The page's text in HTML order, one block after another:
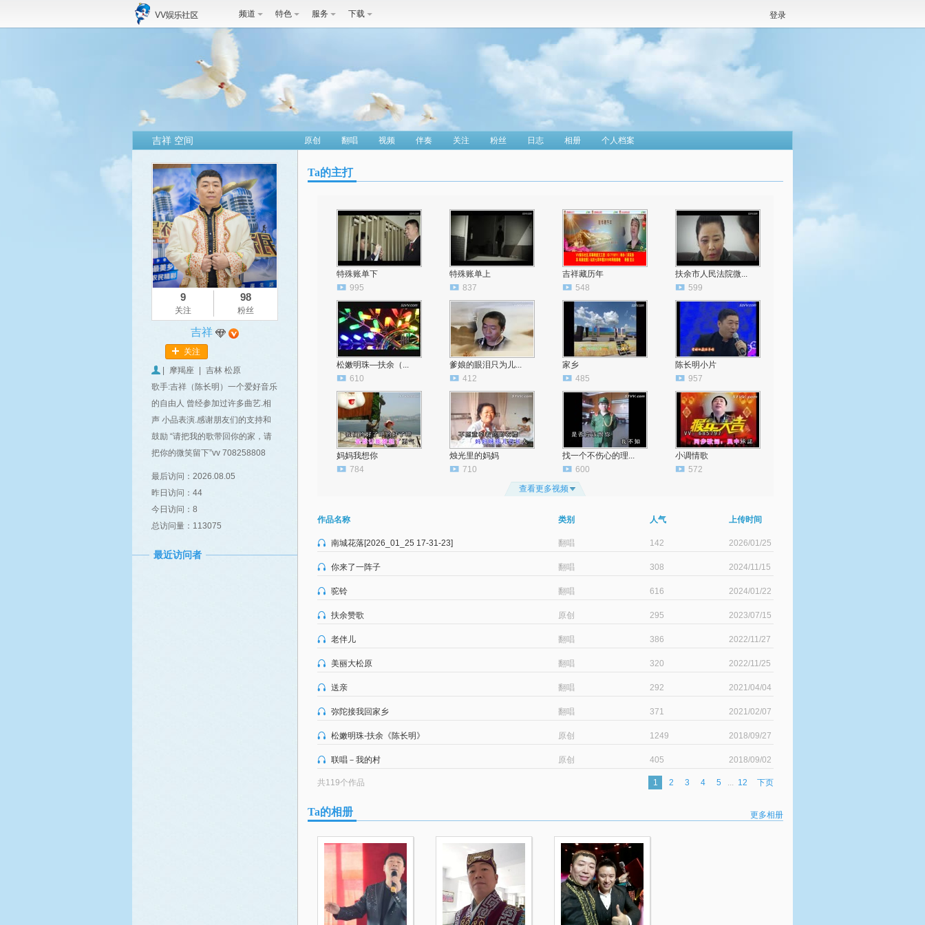
频道 特色 服务 下载 登录
吉祥 空间 原创 翻唱 视频 伴奏 关注 粉丝 日志 相册 个人档案
9
关注
98
粉丝
吉祥
关注
摩羯座
吉林 松原
歌手:吉祥（陈长明）一个爱好音乐
的自由人 曾经参加过许多曲艺.相
声 小品表演.感谢朋友们的支持和
鼓励 “请把我的歌带回你的家，请
把你的微笑留下”vv 708258808
最后访问：2026.08.05
昨日访问：44
今日访问：8
总访问量：113075
最近访问者
Ta的主打
特殊账单下
995
特殊账单上
837
吉祥藏历年
548
扶余市人民法院微...
599
松嫩明珠—扶余（...
610
爹娘的眼泪只为儿...
412
家乡
485
陈长明小片
957
妈妈我想你
784
烛光里的妈妈
710
找一个不伤心的理...
600
小调情歌
572
查看更多视频
作品名称 类别 人气 上传时间
南城花落[2026_01_25 17-31-23] 翻唱 142 2026/01/25
你来了一阵子 翻唱 308 2024/11/15
驼铃 翻唱 616 2024/01/22
扶余赞歌 原创 295 2023/07/15
老伴儿 翻唱 386 2022/11/27
美丽大松原 翻唱 320 2022/11/25
送亲 翻唱 292 2021/04/04
弥陀接我回家乡 翻唱 371 2021/02/07
松嫩明珠-扶余《陈长明》 原创 1249 2018/09/27
联唱－我的村 原创 405 2018/09/02
1 2 3 4 5 ... 12 下页
共119个作品
Ta的相册 更多相册